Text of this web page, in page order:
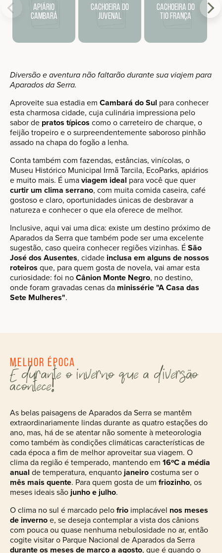
Apiário
Cambará
Cachoeira do
Juvenal
Cachoeira do
Tio França
Diversão e aventura não faltarão durante sua viajem para
Aparados da Serra.
Aproveite sua estadia em Cambará do Sul para conhecer
esta charmosa cidade, cuja culinária impressiona pelo
sabor de pratos típicos como o carreteiro de charque, o
feijão tropeiro e o surpreendentemente saboroso pinhão
assado na chapa do fogão a lenha.
Conta também com fazendas, estâncias, vinícolas, o
Museu Histórico Municipal Irmã Tarcila, EcoParks, apiários
e muito mais. É umaviagem ideal para você que quer
curtir um clima serrano, com muita comida caseira, café
gostoso e claro, oportunidades únicas de desbravar a
natureza e conhecer o que ela oferece de melhor.
Inclusive, aqui vai uma dica: existe um destino próximo de
Aparados da Serra que também pode ser uma excelente
sugestão, caso queira conhecer regiões vizinhas. ÉSão
José dos Ausentes, cidade inclusa em alguns de nossos
roteiros que, para quem gosta de novela, vai amar esta
curiosidade: foi noCânion Monte Negro, no destino,
onde foram gravadas cenas da minissérie "A Casa das
Sete Mulheres".
Melhor época
É durante o inverno que a diversão
acontece!
As belas paisagens de Aparados da Serra se mantêm
extraordinariamente lindas durante as quatro estações do
ano, mas, há de se atentar não somente à meteorologia
como também às condições climáticas características de
cada época a fim de melhor aproveitar sua viagem. O
clima da região é temperado, mantendo em 16ºC a média
anual de temperatura, enquantojaneirocostuma ser o
mês mais quente. Para quem gosta de um friozinho, os
meses ideais sãojunho e julho.
O clima no sul é marcado pelofrio implacável nos meses
de invernoe, se deseja contemplar a vista dos cânions
com pouca ou quase nenhuma nebulosidade no ar, então
cogite visitar o Parque Nacional de Aparados da Serra
durante os meses de março a agosto, que é quando o